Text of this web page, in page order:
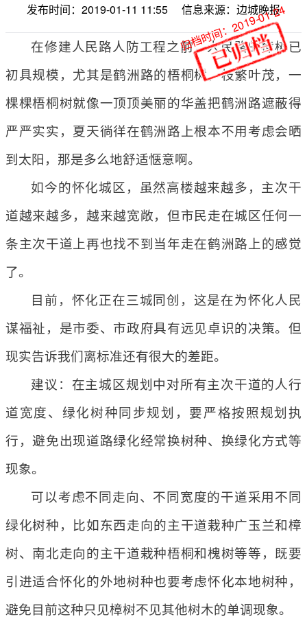
发布时间：2019-01-11 11:55 信息来源：边城晚报
在修建人民路人防工程之前，人民路的樟树已
初具规模，尤其是鹤洲路的梧桐树，枝繁叶茂，一
棵棵梧桐树就像一顶顶美丽的华盖把鹤洲路遮蔽得
严严实实，夏天徜徉在鹤洲路上根本不用考虑会晒
到太阳，那是多么地舒适惬意啊。
如今的怀化城区，虽然高楼越来越多，主次干
道越来越多，越来越宽敞，但市民走在城区任何一
条主次干道上再也找不到当年走在鹤洲路上的感觉
了。
目前，怀化正在三城同创，这是在为怀化人民
谋福祉，是市委、市政府具有远见卓识的决策。但
现实告诉我们离标准还有很大的差距。
建议：在主城区规划中对所有主次干道的人行
道宽度、绿化树种同步规划，要严格按照规划执
行，避免出现道路绿化经常换树种、换绿化方式等
现象。
可以考虑不同走向、不同宽度的干道采用不同
绿化树种，比如东西走向的主干道栽种广玉兰和樟
树、南北走向的主干道栽种梧桐和槐树等等，既要
引进适合怀化的外地树种也要考虑怀化本地树种，
避免目前这种只见樟树不见其他树木的单调现象。
归档时间：2019-01-24